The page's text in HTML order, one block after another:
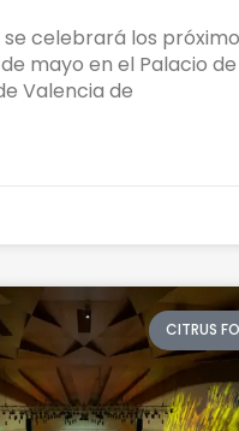
se celebrará los
mayo en el Palacio de
Valencia de
CITRUS